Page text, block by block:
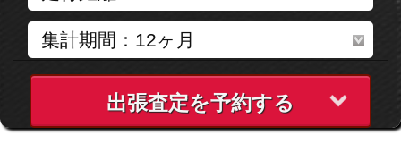
出張査定を予約する